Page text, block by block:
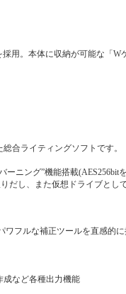
用。本体に収納が可能な「
合ライティングソフトです。
ーニング”機能搭載(AES256bit
だし、また仮想ドライブとし
フルな補正ツールを直感的に
成など各種出力機能